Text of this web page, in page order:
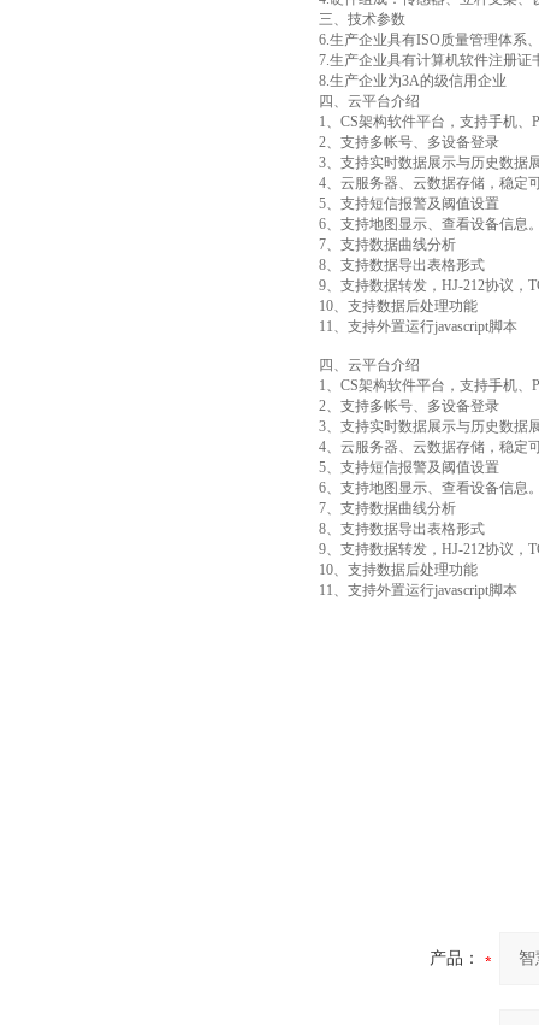
三、技术参数
6.生产企业具有ISO质量管理体系
7.生产企业具有计算机软件注册证
8.生产企业为3A的级信用企业
四、云平台介绍
1、CS架构软件平台，支持手机
2、支持多帐号、多设备登录
3、支持实时数据展示与历史数据
4、云服务器、云数据存储，稳定
5、支持短信报警及阈值设置
6、支持地图显示、查看设备信息
7、支持数据曲线分析
8、支持数据导出表格形式
9、支持数据转发，HJ-212协议，
10、支持数据后处理功能
11、支持外置运行javascript脚本
四、云平台介绍
1、CS架构软件平台，支持手机
2、支持多帐号、多设备登录
3、支持实时数据展示与历史数据
4、云服务器、云数据存储，稳定
5、支持短信报警及阈值设置
6、支持地图显示、查看设备信息
7、支持数据曲线分析
8、支持数据导出表格形式
9、支持数据转发，HJ-212协议，
10、支持数据后处理功能
11、支持外置运行javascript脚本
产品：